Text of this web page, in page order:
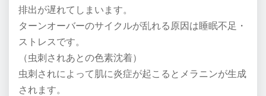
排出が遅れてしまいます。
ターンオーバーのサイクルが乱れる原因は睡眠不足・
ストレスです。
（虫刺されあとの色素沈着）
虫刺されによって肌に炎症が起こるとメラニンが生成
されます。